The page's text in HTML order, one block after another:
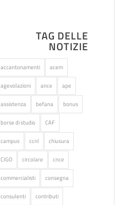
TAG DELLE
NOTIZIE
accantonamenti acem
agevolazioni ance ape
assistenza befana bonus
borse di studio CAF
campus ccnl chiusura
CIGO circolare cnce
commercialisti consegna
consulenti contributi